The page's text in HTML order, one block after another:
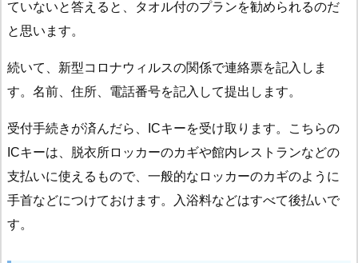
ていないと答えると、タオル付のプランを勧められるのだ
と思います。
続いて、新型コロナウィルスの関係で連絡票を記入しま
す。名前、住所、電話番号を記入して提出します。
受付手続きが済んだら、ICキーを受け取ります。こちらの
ICキーは、脱衣所ロッカーのカギや館内レストランなどの
支払いに使えるもので、一般的なロッカーのカギのように
手首などにつけておけます。入浴料などはすべて後払いで
す。